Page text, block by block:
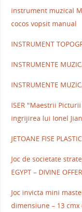
instrument muzical
cocos vopsit manual
INSTRUMENT
INSTRUMENTE
INSTRUMENTE
ISER "Maestrii
ingrijirea lui Ionel
JETOANE FISE PLASTIC
Joc de societate
EGYPT – DIVINE
Joc invicta mini
dimensiune – 13 cmx